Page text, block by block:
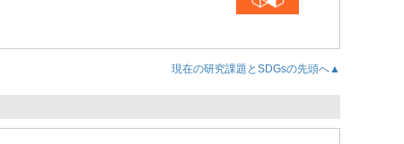
現在の研究課題とSDGsの先頭へ▲